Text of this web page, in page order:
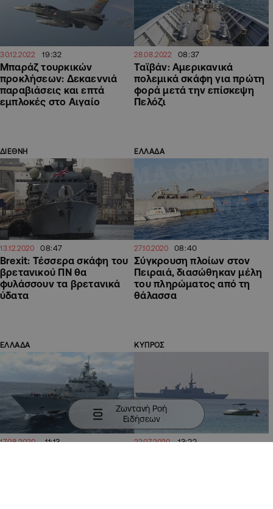
30.12.2022 19:32
Μπαράζ τουρκικών
προκλήσεων: Δεκαεννιά
παραβιάσεις και επτά
εμπλοκές στο Αιγαίο
28.08.2022 08:37
Ταϊβάν: Αμερικανικά
πολεμικά σκάφη για πρώτη
φορά μετά την επίσκεψη
Πελόζι
ΔΙΕΘΝΗ
13.12.2020 08:47
Brexit: Τέσσερα σκάφη του
βρετανικού ΠΝ θα
φυλάσσουν τα βρετανικά
ύδατα
ΕΛΛΑΔΑ
27.10.2020 08:40
Σύγκρουση πλοίων στον
Πειραιά, διασώθηκαν μέλη
του πληρώματος από τη
θάλασσα
ΕΛΛΑΔΑ
17.08.2020 11:13
ΚΥΠΡΟΣ
22.07.2020 13:22
Ζωντανή Ροή
Ειδήσεων